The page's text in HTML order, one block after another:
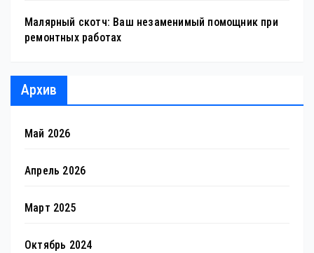
Малярный скотч: Ваш незаменимый помощник при
ремонтных работах
Архив
Май 2026
Апрель 2026
Март 2025
Октябрь 2024